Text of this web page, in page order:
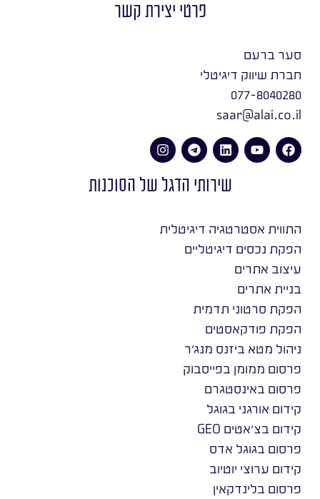
פרטי יצירת קשר
סער ברעם
חברת שיווק דיגיטלי
077-8040280
saar@alai.co.il
שירותי הדגל של הסוכנות
התווית אסטרטגיה דיגיטלית
הפקת נכסים דיגיטליים
עיצוב אתרים
בניית אתרים
הפקת סרטוני תדמית
הפקת פודקאסטים
ניהול מטא ביזנס מנג׳ר
פרסום ממומן בפייסבוק
פרסום באינסטגרם
קידום אורגני בגוגל
קידום בצ׳אטים GEO
פרסום בגוגל אדס
קידום ערוצי יוטיוב
פרסום בלינדקאין